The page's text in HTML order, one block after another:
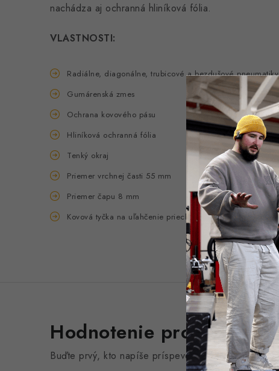
nachádza aj ochranná hliníková fólia.
VLASTNOSTI:
Radiálne, diagonálne, trubicové a bezdušové pneumatiky
Gumárenská zmes
Ochrana kovového pásu
Hliníková ochranná fólia
Tenký okraj
Priemer vrchnej časti 55 mm
Priemer čapu 8 mm
Kovová tyčka na uľahčenie priechodu pneumatikou
Hodnotenie produktu (0)
Buďte prvý, kto napíše príspevok k tejto položke.